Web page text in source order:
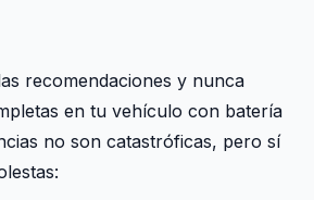
recomendaciones y nunca
en tu vehículo con batería
no son catastróficas, pero sí